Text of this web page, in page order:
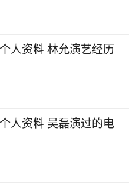
人资料 林允演艺经历
人资料 吴磊演过的电